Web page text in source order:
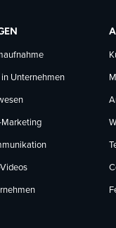
Unternehmen
Videos